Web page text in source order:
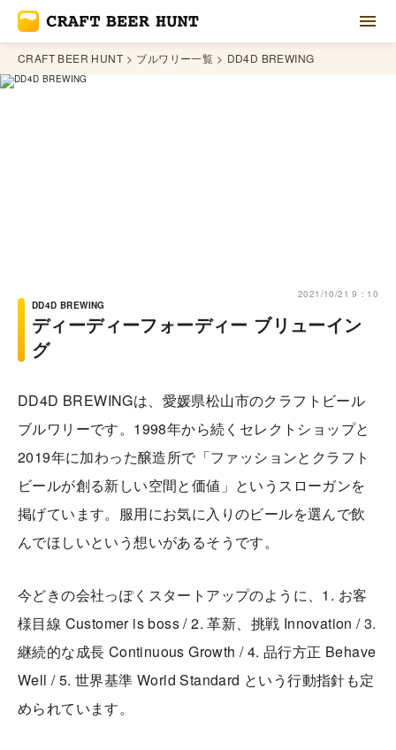
CRAFT BEER HUNT ブルワリー一覧 DD4D BREWING
2021/10/21 9：10
DD4D BREWING
ディーディーフォーディー ブリューイン
グ
DD4D BREWINGは、愛媛県松山市のクラフトビール
ブルワリーです。1998年から続くセレクトショップと
2019年に加わった醸造所で「ファッションとクラフト
ビールが創る新しい空間と価値」というスローガンを
掲げています。服用にお気に入りのビールを選んで飲
んでほしいという想いがあるそうです。
今どきの会社っぽくスタートアップのように、1. お客
様目線 Customer is boss / 2. 革新、挑戦 Innovation / 3.
継続的な成長 Continuous Growth / 4. 品行方正 Behave
Well / 5. 世界基準 World Standard という行動指針も定
められています。